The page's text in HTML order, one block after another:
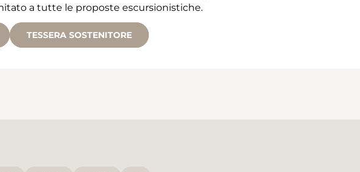
a tutte le proposte escursionistiche.
TESSERA SOSTENITORE